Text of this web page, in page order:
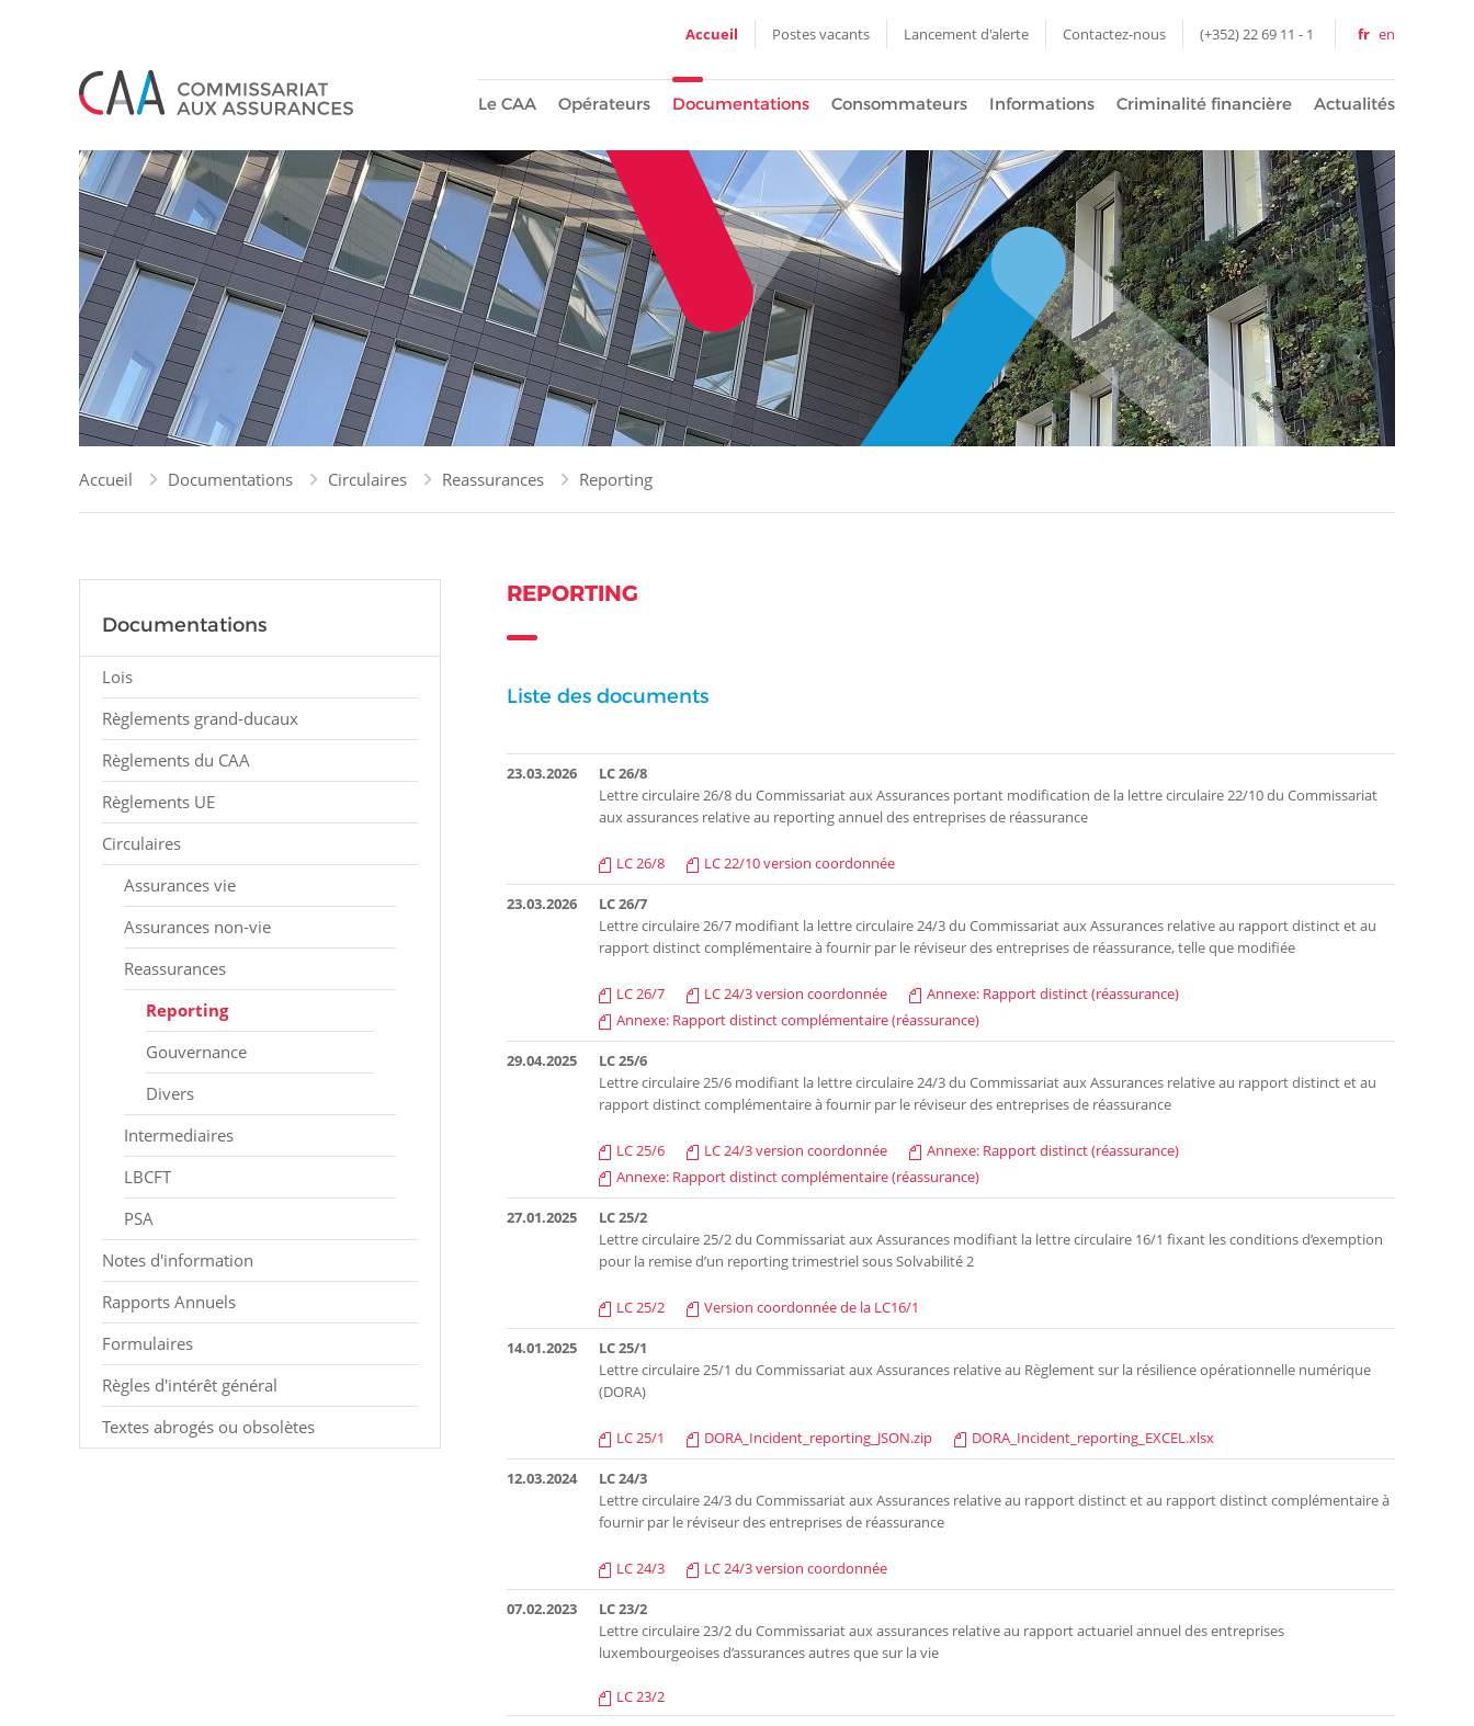
Accueil Postes vacants Lancement d'alerte Contactez-nous (+352) 22 69 11 - 1 fr en
Le CAA Opérateurs Documentations Consommateurs Informations Criminalité financière Actualités
Accueil Documentations Circulaires Reassurances Reporting
Documentations
Lois
Règlements grand-ducaux
Règlements du CAA
Règlements UE
Circulaires
Assurances vie
Assurances non-vie
Reassurances
Reporting
Gouvernance
Divers
Intermediaires
LBCFT
PSA
Notes d'information
Rapports Annuels
Formulaires
Règles d'intérêt général
Textes abrogés ou obsolètes
REPORTING
Liste des documents
23.03.2026
LC 26/8
Lettre circulaire 26/8 du Commissariat aux Assurances portant modification de la lettre circulaire 22/10 du Commissariat
aux assurances relative au reporting annuel des entreprises de réassurance
LC 26/8 LC 22/10 version coordonnée
23.03.2026
LC 26/7
Lettre circulaire 26/7 modifiant la lettre circulaire 24/3 du Commissariat aux Assurances relative au rapport distinct et au
rapport distinct complémentaire à fournir par le réviseur des entreprises de réassurance, telle que modifiée
LC 26/7 LC 24/3 version coordonnée
Annexe: Rapport distinct (réassurance)
Annexe: Rapport distinct complémentaire (réassurance)
29.04.2025
LC 25/6
Lettre circulaire 25/6 modifiant la lettre circulaire 24/3 du Commissariat aux Assurances relative au rapport distinct et au
rapport distinct complémentaire à fournir par le réviseur des entreprises de réassurance
LC 25/6 LC 24/3 version coordonnée
Annexe: Rapport distinct (réassurance)
Annexe: Rapport distinct complémentaire (réassurance)
27.01.2025
LC 25/2
Lettre circulaire 25/2 du Commissariat aux Assurances modifiant la lettre circulaire 16/1 fixant les conditions d’exemption
pour la remise d’un reporting trimestriel sous Solvabilité 2
LC 25/2 Version coordonnée de la LC16/1
14.01.2025
LC 25/1
Lettre circulaire 25/1 du Commissariat aux Assurances relative au Règlement sur la résilience opérationnelle numérique
(DORA)
LC 25/1 DORA_Incident_reporting_JSON.zip DORA_Incident_reporting_EXCEL.xlsx
12.03.2024
LC 24/3
Lettre circulaire 24/3 du Commissariat aux Assurances relative au rapport distinct et au rapport distinct complémentaire à
fournir par le réviseur des entreprises de réassurance
LC 24/3 LC 24/3 version coordonnée
07.02.2023
LC 23/2
Lettre circulaire 23/2 du Commissariat aux assurances relative au rapport actuariel annuel des entreprises
luxembourgeoises d’assurances autres que sur la vie
LC 23/2